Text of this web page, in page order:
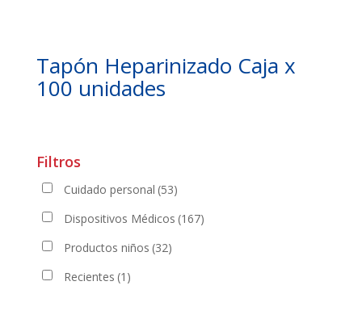
Tapón Heparinizado Caja x
100 unidades
Filtros
Cuidado personal (53)
Dispositivos Médicos (167)
Productos niños (32)
Recientes (1)